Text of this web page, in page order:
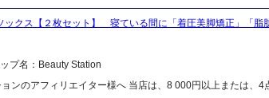
ックス【２枚セット】 寝ている間に「着圧美脚矯正」「脂
プ名：Beauty Station
ンのアフィリエイター様へ 当店は、8 000円以上または、4